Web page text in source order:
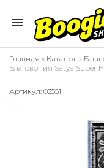
Главная » Каталог »
Благовония Satya Super
Артикул: 03551